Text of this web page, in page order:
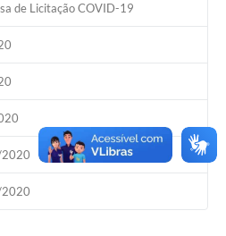
de Licitação COVID-19